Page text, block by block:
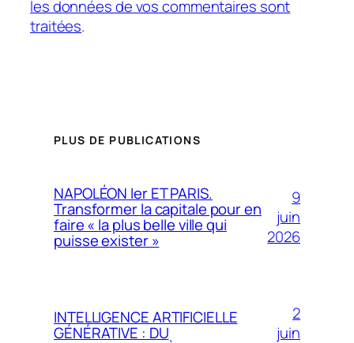
les données de vos commentaires sont
traitées.
PLUS DE PUBLICATIONS
NAPOLÉON Ier ET PARIS.
Transformer la capitale pour en
faire « la plus belle ville qui
puisse exister »
9
juin
2026
INTELLIGENCE ARTIFICIELLE
GÉNÉRATIVE : DU
2
juin